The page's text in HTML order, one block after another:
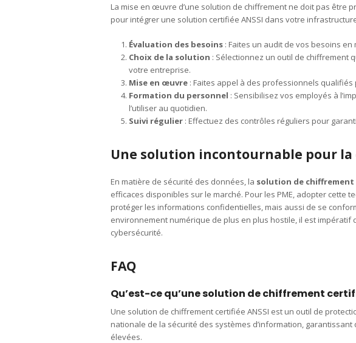
La mise en œuvre d’une solution de chiffrement ne doit pas être
pour intégrer une solution certifiée ANSSI dans votre
Évaluation des besoins : Faites un audit de vos besoins
Choix de la solution : Sélectionnez un outil de chiffrement
votre entreprise.
Mise en œuvre : Faites appel à des professionnels qualifiés
Formation du personnel : Sensibilisez vos employés à
l’utiliser au quotidien.
Suivi régulier : Effectuez des contrôles réguliers pour
Une solution incontournable pour la
En matière de sécurité des données, la solution de chiffrement
efficaces disponibles sur le marché. Pour les PME, adopter cette
protéger les informations confidentielles, mais aussi de se
environnement numérique de plus en plus hostile, il est impératif
cybersécurité.
FAQ
Qu’est-ce qu’une solution de chiffrement
Une solution de chiffrement certifiée ANSSI est un outil de
nationale de la sécurité des systèmes d’information,
élevées.